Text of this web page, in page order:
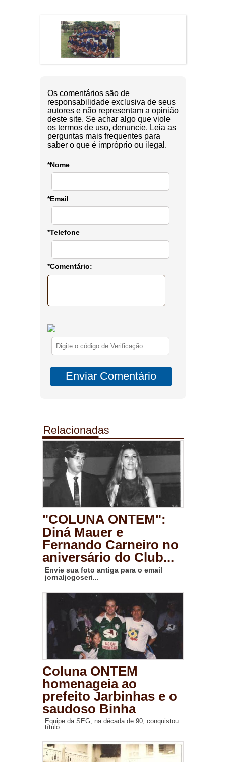
Os comentários são de
responsabilidade exclusiva de seus
autores e não representam a opinião
deste site. Se achar algo que viole
os termos de uso, denuncie. Leia as
perguntas mais frequentes para
saber o que é impróprio ou ilegal.
*Nome
*Email
*Telefone
*Comentário:
Relacionadas
"COLUNA ONTEM":
Diná Mauer e
Fernando Carneiro no
aniversário do Club...
Envie sua foto antiga para o email
jornaljogoseri...
Coluna ONTEM
homenageia ao
prefeito Jarbinhas e o
saudoso Binha
Equipe da SEG, na década de 90, conquistou
título...